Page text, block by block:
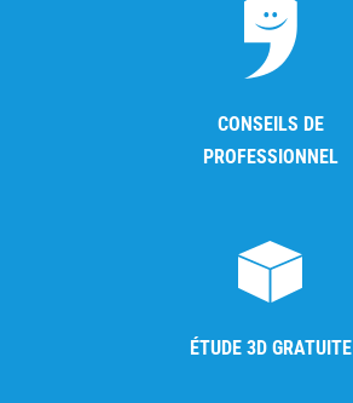
CONSEILS DE
PROFESSIONNEL
ÉTUDE 3D GRATUITE